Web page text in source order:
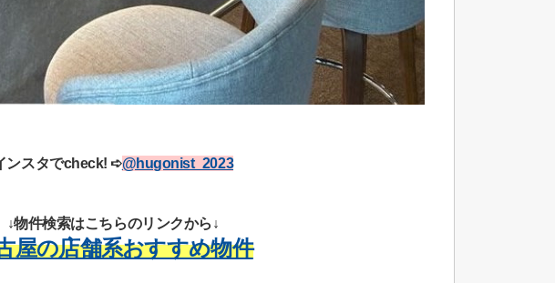
ンスタでcheck! ➪@hugonist_2023
↓物件検索はこちらのリンクから↓
屋の店舗系おすすめ物件